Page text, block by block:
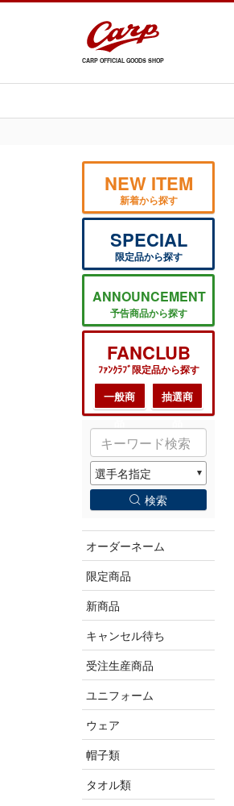
CARP OFFICIAL GOODS SHOP
NEW ITEM
新着から探す
SPECIAL
限定品から探す
ANNOUNCEMENT
予告商品から探す
FANCLUB
ﾌｧﾝｸﾗﾌﾞ限定品から探す
一般商
抽選商
検索
オーダーネーム
限定商品
新商品
キャンセル待ち
受注生産商品
ユニフォーム
ウェア
帽子類
タオル類